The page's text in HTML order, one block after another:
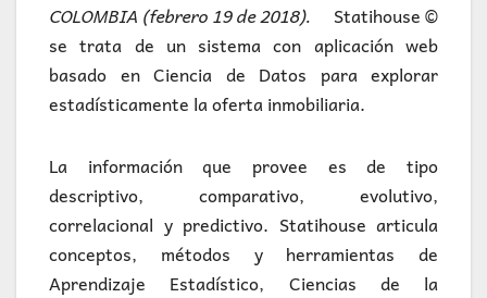
COLOMBIA (febrero 19 de 2018). Statihouse ©
se trata de un sistema con aplicación web
basado en Ciencia de Datos para explorar
estadísticamente la oferta inmobiliaria.
La información que provee es de tipo
descriptivo, comparativo, evolutivo,
correlacional y predictivo. Statihouse articula
conceptos, métodos y herramientas de
Aprendizaje Estadístico, Ciencias de la